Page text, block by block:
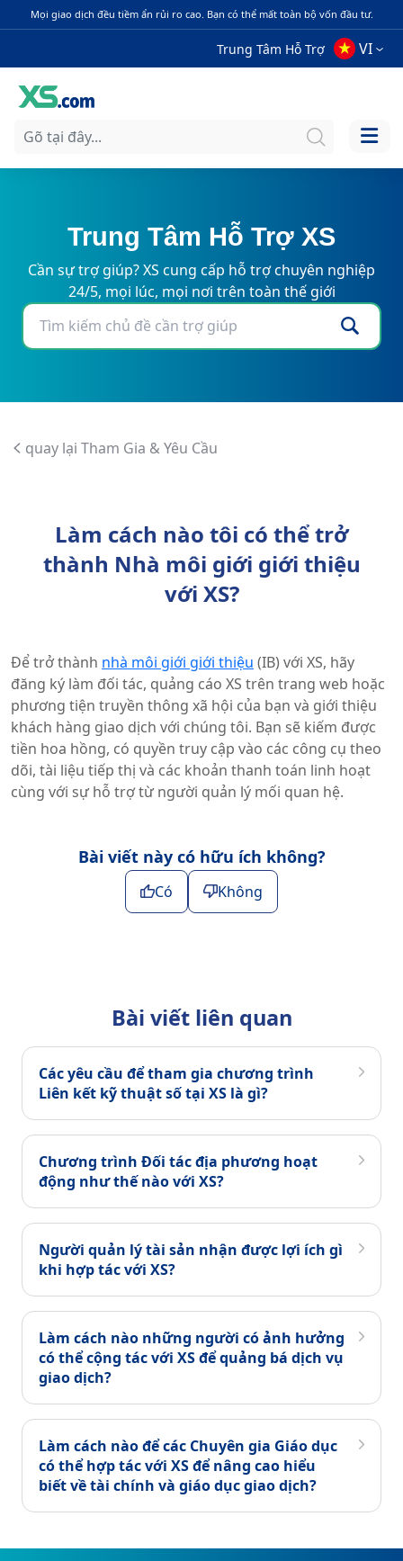
Mọi giao dịch đều tiềm ẩn rủi ro cao. Bạn có thể mất toàn bộ vốn đầu tư.
Trung Tâm Hỗ Trợ VI
Trung Tâm Hỗ Trợ XS
Cần sự trợ giúp? XS cung cấp hỗ trợ chuyên nghiệp
24/5, mọi lúc, mọi nơi trên toàn thế giới
quay lại Tham Gia & Yêu Cầu
Làm cách nào tôi có thể trở
thành Nhà môi giới giới thiệu
với XS?
Để trở thành nhà môi giới giới thiệu (IB) với XS, hãy
đăng ký làm đối tác, quảng cáo XS trên trang web hoặc
phương tiện truyền thông xã hội của bạn và giới thiệu
khách hàng giao dịch với chúng tôi. Bạn sẽ kiếm được
tiền hoa hồng, có quyền truy cập vào các công cụ theo
dõi, tài liệu tiếp thị và các khoản thanh toán linh hoạt
cùng với sự hỗ trợ từ người quản lý mối quan hệ.
Bài viết này có hữu ích không?
Có Không
Bài viết liên quan
Các yêu cầu để tham gia chương trình
Liên kết kỹ thuật số tại XS là gì?
Chương trình Đối tác địa phương hoạt
động như thế nào với XS?
Người quản lý tài sản nhận được lợi ích gì
khi hợp tác với XS?
Làm cách nào những người có ảnh hưởng
có thể cộng tác với XS để quảng bá dịch vụ
giao dịch?
Làm cách nào để các Chuyên gia Giáo dục
có thể hợp tác với XS để nâng cao hiểu
biết về tài chính và giáo dục giao dịch?